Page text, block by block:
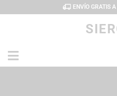
ENVÍO GRATIS